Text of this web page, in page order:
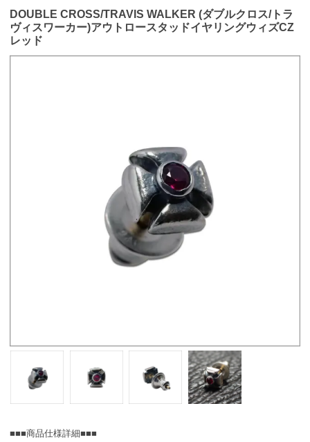
DOUBLE CROSS/TRAVIS WALKER (ダブルクロス/トラ
ヴィスワーカー)アウトロースタッドイヤリングウィズCZ
レッド
■■■商品仕様詳細■■■